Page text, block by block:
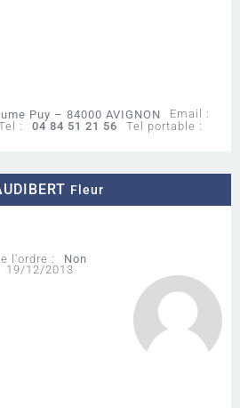
Puy – 84000 AVIGNON
Email :
: 04 84 51 21 56
Tel portable :
Fleur
l'ordre :
Non
19/12/2013